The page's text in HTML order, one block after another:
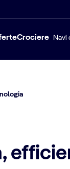
Crociere Navi